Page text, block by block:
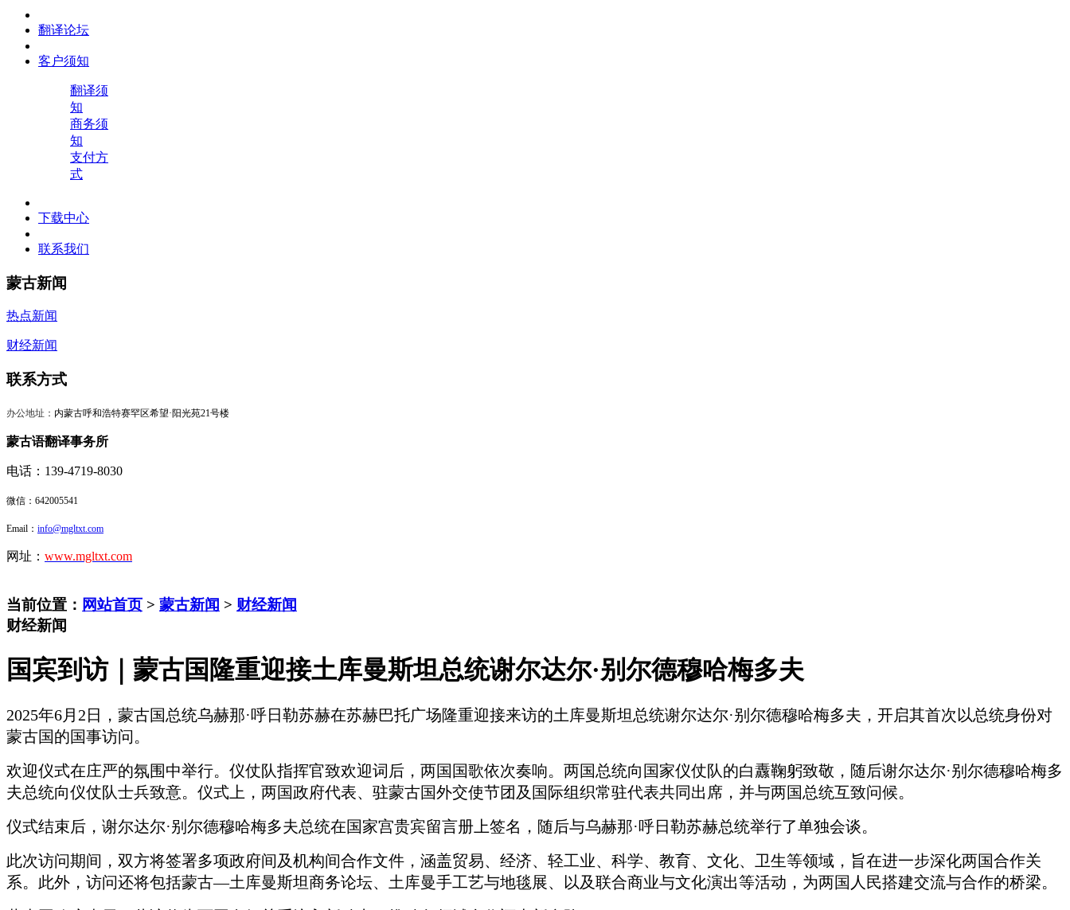
翻译论坛
客户须知
翻译须
知
商务须
知
支付方
式
下载中心
联系我们
蒙古新闻
热点新闻
财经新闻
联系方式
办公地址： 内蒙古呼和浩特赛罕区希望·阳光苑21号楼
蒙古语翻译事务所
电话：139-4719-8030
微信： 642005541
Email： info@mgltxt.com
网址： www.mgltxt.com
当前位置： 网站首页 > 蒙古新闻 > 财经新闻
财经新闻
国宾到访｜蒙古国隆重迎接土库曼斯坦总统谢尔达尔·别尔德穆哈梅多夫
2025年6月2日，蒙古国总统乌赫那·呼日勒苏赫在苏赫巴托广场隆重迎接来访的土库曼斯坦总统谢尔达尔·别尔德穆哈梅多夫，开启其首次以总统身份对
蒙古国的国事访问。
欢迎仪式在庄严的氛围中举行。仪仗队指挥官致欢迎词后，两国国歌依次奏响。两国总统向国家仪仗队的白纛鞠躬致敬，随后谢尔达尔·别尔德穆哈梅多
夫总统向仪仗队士兵致意。仪式上，两国政府代表、驻蒙古国外交使节团及国际组织常驻代表共同出席，并与两国总统互致问候。
仪式结束后，谢尔达尔·别尔德穆哈梅多夫总统在国家宫贵宾留言册上签名，随后与乌赫那·呼日勒苏赫总统举行了单独会谈。
此次访问期间，双方将签署多项政府间及机构间合作文件，涵盖贸易、经济、轻工业、科学、教育、文化、卫生等领域，旨在进一步深化两国合作关
系。此外，访问还将包括蒙古—土库曼斯坦商务论坛、土库曼手工艺与地毯展、以及联合商业与文化演出等活动，为两国人民搭建交流与合作的桥梁。